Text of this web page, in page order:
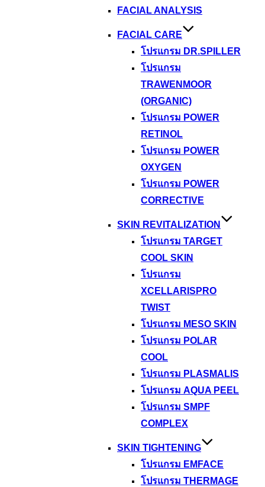
FACIAL ANALYSIS
FACIAL CARE
โปรแกรม DR.SPILLER
โปรแกรม
TRAWENMOOR
(ORGANIC)
โปรแกรม POWER
RETINOL
โปรแกรม POWER
OXYGEN
โปรแกรม POWER
CORRECTIVE
SKIN REVITALIZATION
โปรแกรม TARGET
COOL SKIN
โปรแกรม
XCELLARISPRO
TWIST
โปรแกรม MESO SKIN
โปรแกรม POLAR
COOL
โปรแกรม PLASMALIS
โปรแกรม AQUA PEEL
โปรแกรม SMPF
COMPLEX
SKIN TIGHTENING
โปรแกรม EMFACE
โปรแกรม THERMAGE